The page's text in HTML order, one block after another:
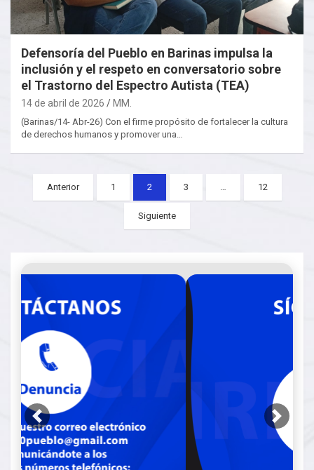
Defensoría del Pueblo en Barinas impulsa la
inclusión y el respeto en conversatorio sobre
el Trastorno del Espectro Autista (TEA)
14 de abril de 2026 MM.
(Barinas/14- Abr-26) Con el firme propósito de fortalecer la cultura
de derechos humanos y promover una…
Posts
pagination
Anterior 1 2 3 … 12
Siguiente